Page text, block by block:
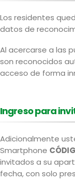
Los residentes
datos de
Al acercarse a las
son reconocidos
acceso de forma
Ingreso para
Adicionalmente
Smartphone
invitados a su
fecha, con solo